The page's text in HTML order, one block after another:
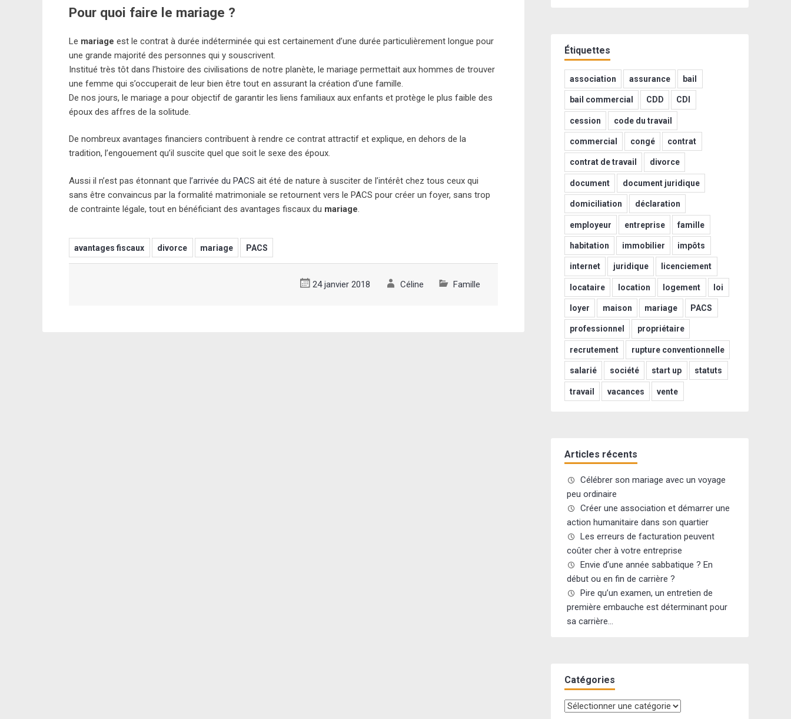
Pour quoi faire le mariage ?
Le mariage est le contrat à durée indéterminée qui est certainement d’une durée particulièrement longue pour
une grande majorité des personnes qui y souscrivent.
Institué très tôt dans l’histoire des civilisations de notre planète, le mariage permettait aux hommes de trouver
une femme qui s’occuperait de leur bien être tout en assurant la création d’une famille.
De nos jours, le mariage a pour objectif de garantir les liens familiaux aux enfants et protège le plus faible des
époux des affres de la solitude.
De nombreux avantages financiers contribuent à rendre ce contrat attractif et explique, en dehors de la
tradition, l’engouement qu’il suscite quel que soit le sexe des époux.
Aussi il n’est pas étonnant que l’arrivée du PACS ait été de nature à susciter de l’intérêt chez tous ceux qui
sans être convaincus par la formalité matrimoniale se retournent vers le PACS pour créer un foyer, sans trop
de contrainte légale, tout en bénéficiant des avantages fiscaux du mariage.
avantages fiscaux divorce mariage PACS
24 janvier 2018 Céline Famille
Étiquettes
association assurance bail
bail commercial CDD CDI
cession code du travail
commercial congé contrat
contrat de travail divorce
document document juridique
domiciliation déclaration
employeur entreprise famille
habitation immobilier impôts
internet juridique licenciement
locataire location logement loi
loyer maison mariage PACS
professionnel propriétaire
recrutement rupture conventionnelle
salarié société start up statuts
travail vacances vente
Articles récents
Célébrer son mariage avec un voyage
peu ordinaire
Créer une association et démarrer une
action humanitaire dans son quartier
Les erreurs de facturation peuvent
coûter cher à votre entreprise
Envie d’une année sabbatique ? En
début ou en fin de carrière ?
Pire qu’un examen, un entretien de
première embauche est déterminant pour
sa carrière…
Catégories
Catégories